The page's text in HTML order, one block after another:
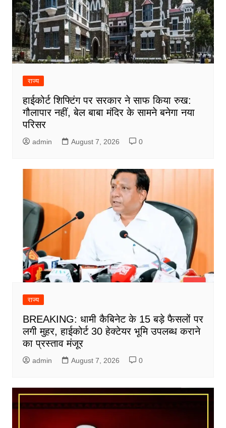
राज्य
हाईकोर्ट शिफ्टिंग पर सरकार ने साफ किया रुख:
गौलापार नहीं, बेल बाबा मंदिर के सामने बनेगा नया
परिसर
admin August 7, 2026 0
राज्य
BREAKING: धामी कैबिनेट के 15 बड़े फैसलों पर
लगी मुहर, हाईकोर्ट 30 हेक्टेयर भूमि उपलब्ध कराने
का प्रस्ताव मंजूर
admin August 7, 2026 0